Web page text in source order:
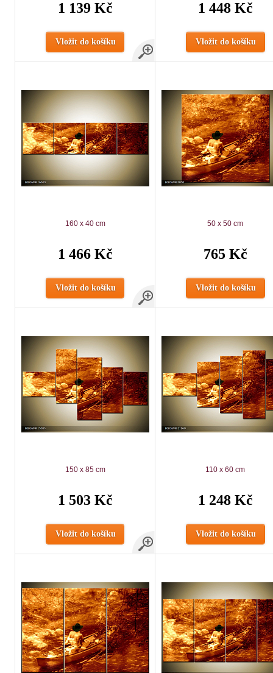
1 139 Kč
Vložit do košíku
1 448 Kč
Vložit do košíku
160 x 40 cm
1 466 Kč
Vložit do košíku
50 x 50 cm
765 Kč
Vložit do košíku
150 x 85 cm
1 503 Kč
Vložit do košíku
110 x 60 cm
1 248 Kč
Vložit do košíku